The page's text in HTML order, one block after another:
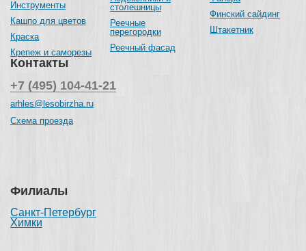
Инструменты
Кашпо для цветов
Краска
Крепеж и саморезы
столешницы
Реечные
перегородки
Реечный фасад
Финский сайдинг
Штакетник
Контакты
+7 (495) 104-41-21
arhles@lesobirzha.ru
Схема проезда
Филиалы
Санкт-Петербург
Химки